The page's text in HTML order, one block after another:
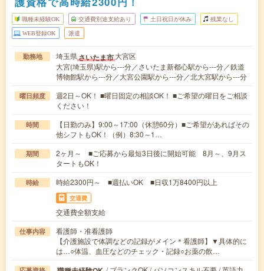
職種未経験OK 交通費別途支給あり 土日祝日が休み 残業なし
WEB登録OK 派遣
勤務地 埼玉県さいたま市大宮区
大宮(埼玉県)駅から---分／さいたま新都心駅から---分／鉄道
博物館駅から---分／大宮公園駅から---分／北大宮駅から---分
曜日頻度
週2日～OK！ ■曜日固定の相談OK！ ■ご希望の曜日をご相談
ください！
時間
【日勤のみ】9:00～17:00（休憩60分）■ご希望があればその
他シフトもOK！（例）8:30～1…
期間
2ヶ月～ ■ご応募から最短3日後に開始可能 8月～、9月ス
タートもOK！
時給 時給2300円～ ■週払いOK ■日収1万8400円以上
交通費
交通費全額支給
仕事内容
看護師・准看護師
【介護施設で体調などの記録がメイン＊看護師】▼具体的に
は…○体温、血圧などのチェック・記録○お薬の飲…